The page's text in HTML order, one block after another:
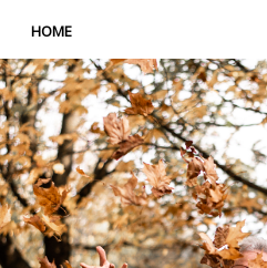
HOME